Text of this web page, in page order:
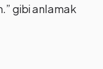
gibi anlamak